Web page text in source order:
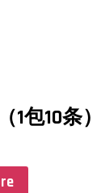
1包10条）